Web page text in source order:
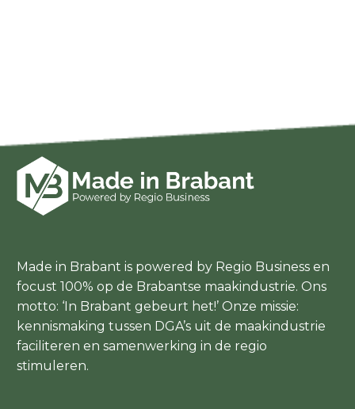
Made in Brabant is powered by Regio Business en
focust 100% op de Brabantse maakindustrie. Ons
motto: ‘In Brabant gebeurt het!’ Onze missie:
kennismaking tussen DGA’s uit de maakindustrie
faciliteren en samenwerking in de regio
stimuleren.